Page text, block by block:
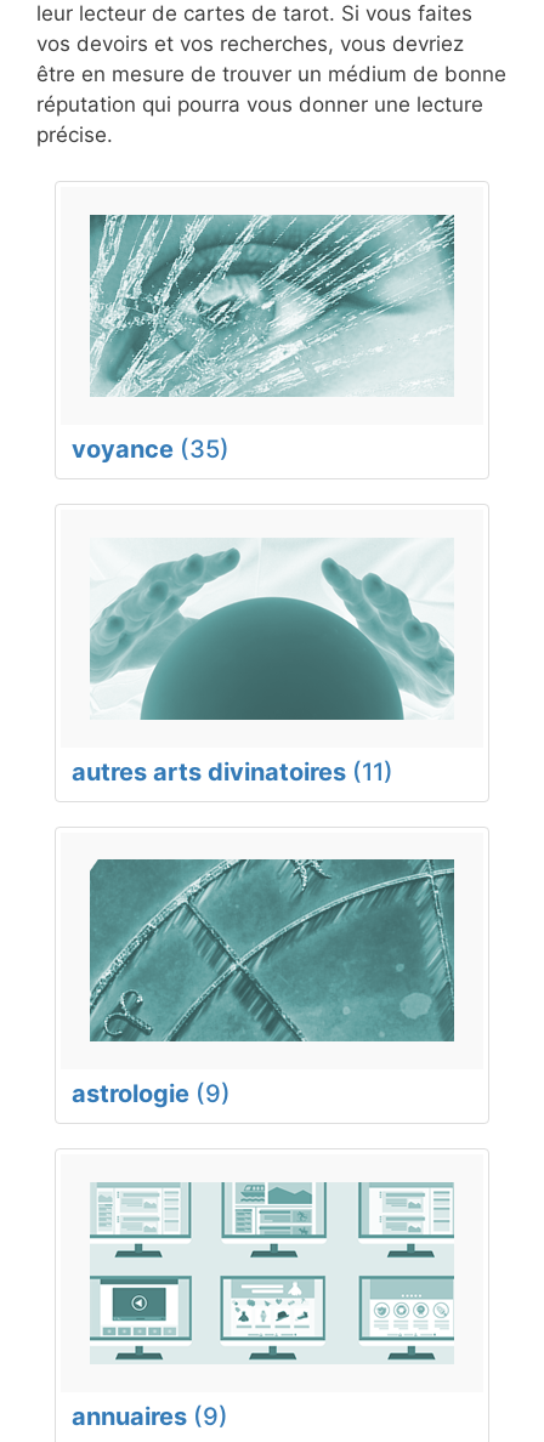
leur lecteur de cartes de tarot. Si vous faites
vos devoirs et vos recherches, vous devriez
être en mesure de trouver un médium de bonne
réputation qui pourra vous donner une lecture
précise.
voyance (35)
autres arts divinatoires (11)
astrologie (9)
annuaires (9)